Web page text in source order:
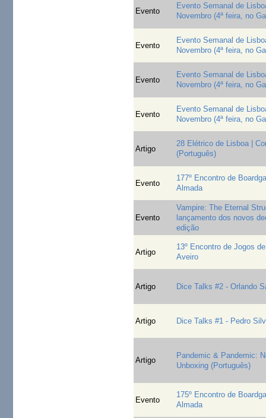
Evento
Evento Semanal de
Novembro (4ª feira, no
Evento
Evento Semanal de
Novembro (4ª feira, no
Evento
Evento Semanal de
Novembro (4ª feira, no
Evento
Evento Semanal de
Novembro (4ª feira, no
Artigo
28 Elétrico de Lisboa |
(Português)
Evento
177º Encontro de
Almada
Evento
Vampire: The Eternal
lançamento dos novos
edição
Artigo
13º Encontro de Jogos
Aveiro
Artigo Dice Talks #2 - Orlando
Artigo Dice Talks #1 - Pedro
Artigo
Pandemic & Pandemic:
Unboxing (Português)
Evento
175º Encontro de
Almada